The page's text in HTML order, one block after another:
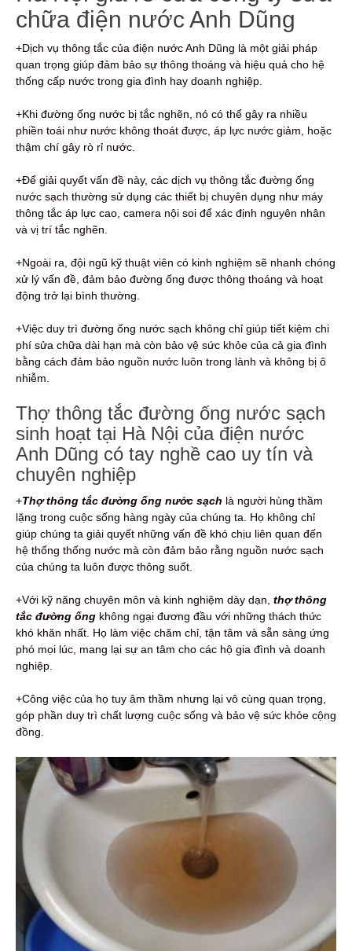
chữa điện nước Anh Dũng
+Dịch vụ thông tắc của điện nước Anh Dũng là một giải pháp
quan trọng giúp đảm bảo sự thông thoáng và hiệu quả cho hệ
thống cấp nước trong gia đình hay doanh nghiệp.
+Khi đường ống nước bị tắc nghẽn, nó có thể gây ra nhiều
phiền toái như nước không thoát được, áp lực nước giảm, hoặc
thậm chí gây rò rỉ nước.
+Để giải quyết vấn đề này, các dịch vụ thông tắc đường ống
nước sạch thường sử dụng các thiết bị chuyên dụng như máy
thông tắc áp lực cao, camera nội soi để xác định nguyên nhân
và vị trí tắc nghẽn.
+Ngoài ra, đội ngũ kỹ thuật viên có kinh nghiệm sẽ nhanh chóng
xử lý vấn đề, đảm bảo đường ống được thông thoáng và hoạt
động trở lại bình thường.
+Việc duy trì đường ống nước sạch không chỉ giúp tiết kiệm chi
phí sửa chữa dài hạn mà còn bảo vệ sức khỏe của cả gia đình
bằng cách đảm bảo nguồn nước luôn trong lành và không bị ô
nhiễm.
Thợ thông tắc đường ống nước sạch
sinh hoạt tại Hà Nội của điện nước
Anh Dũng có tay nghề cao uy tín và
chuyên nghiệp
+Thợ thông tắc đường ống nước sạch là người hùng thầm
lặng trong cuộc sống hàng ngày của chúng ta. Họ không chỉ
giúp chúng ta giải quyết những vấn đề khó chịu liên quan đến
hệ thống thống nước mà còn đảm bảo rằng nguồn nước sạch
của chúng ta luôn được thông suốt.
+Với kỹ năng chuyên môn và kinh nghiệm dày dạn, thợ thông
tắc đường ống không ngại đương đầu với những thách thức
khó khăn nhất. Họ làm việc chăm chỉ, tận tâm và sẵn sàng ứng
phó mọi lúc, mang lại sự an tâm cho các hộ gia đình và doanh
nghiệp.
+Công việc của họ tuy âm thầm nhưng lại vô cùng quan trọng,
góp phần duy trì chất lượng cuộc sống và bảo vệ sức khỏe cộng
đồng.